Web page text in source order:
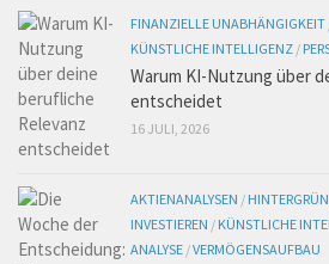
FINANZIELLE UNABHÄNGIGKEIT
KÜNSTLICHE INTELLIGENZ /
Warum KI-Nutzung über
entscheidet
16 JULI, 2026
AKTIENANALYSEN /
INVESTIEREN / KÜNSTLICHE
ANALYSE /VERMÖGENSAUFBAU